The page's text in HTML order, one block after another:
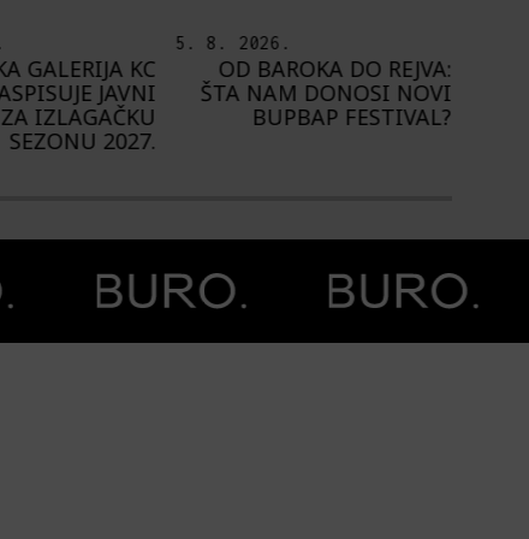
DO REJVA:
DONOSI NOVI
FESTIVAL?
5. 8. 2026.
PEDJA TE8 ETNOGRAFSKE
MOTIVE NAŠEG
PROSTORA PRESLIKAO NA